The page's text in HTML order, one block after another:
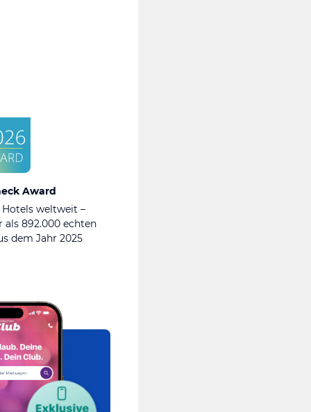
Award
weltweit –
als 892.000 echten
dem Jahr 2025